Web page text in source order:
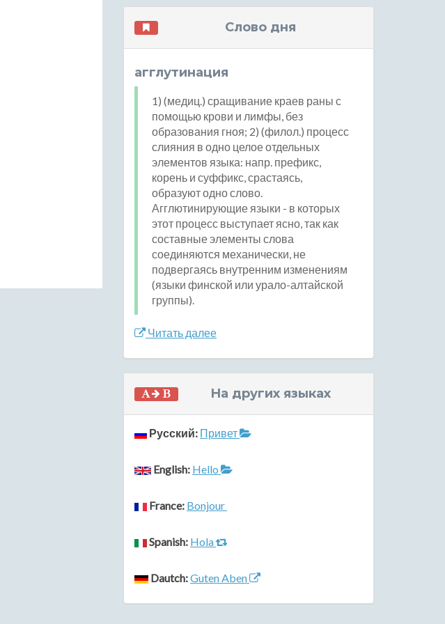
Слово дня
агглутинация
1) (медиц.) сращивание краев раны с
помощью крови и лимфы, без
образования гноя; 2) (филол.) процесс
слияния в одно целое отдельных
элементов языка: напр. префикс,
корень и суффикс, срастаясь,
образуют одно слово.
Агглютинирующие языки - в которых
этот процесс выступает ясно, так как
составные элементы слова
соединяются механически, не
подвергаясь внутренним изменениям
(языки финской или урало-алтайской
группы).
Читать далее
На других языках
Русский: Привет
English: Hello
France: Bonjour
Spanish: Hola
Dautch:Guten Aben